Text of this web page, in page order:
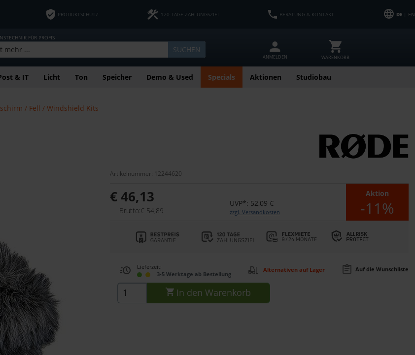
PRODUKTSCHUTZ 120 TAGE ZAHLUNGSZIEL BERATUNG & KONTAKT DE| EN
FÜR PROFIS
SUCHEN
ANMELDEN WARENKORB
& IT Licht Ton Speicher Demo & Used Specials Aktionen Studiobau
/ Fell / Windshield Kits
Artikelnummer: 12244620
€ 46,13
Brutto:€ 54,89
UVP*: 52,09 €
zzgl. Versandkosten
Aktion
-11%
Lieferzeit:
3-5 Werktage ab Bestellung
Alternativen auf Lager Auf die Wunschliste
In den Warenkorb